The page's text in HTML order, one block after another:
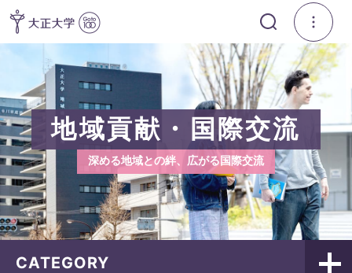
地域貢献・国際交流
深める地域との絆、広がる国際交流
CATEGORY